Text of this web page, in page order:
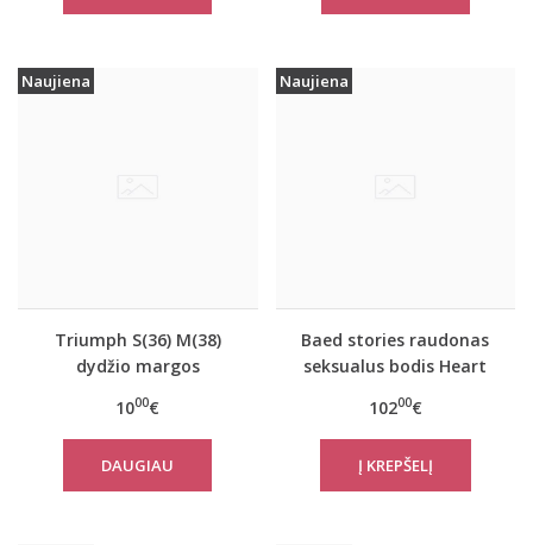
Naujiena
Triumph S(36) M(38)
dydžio margos
kelnaitės swim Wild
Heart Mini
1000€
DAUGIAU
Naujiena
Baed stories raudonas
seksualus bodis Heart
10200€